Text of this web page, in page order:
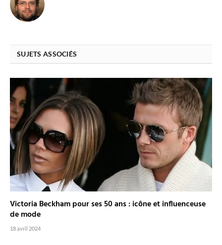
SUJETS ASSOCIÉS
Victoria Beckham pour ses 50 ans : icône et influenceuse
de mode
18 avril 2024